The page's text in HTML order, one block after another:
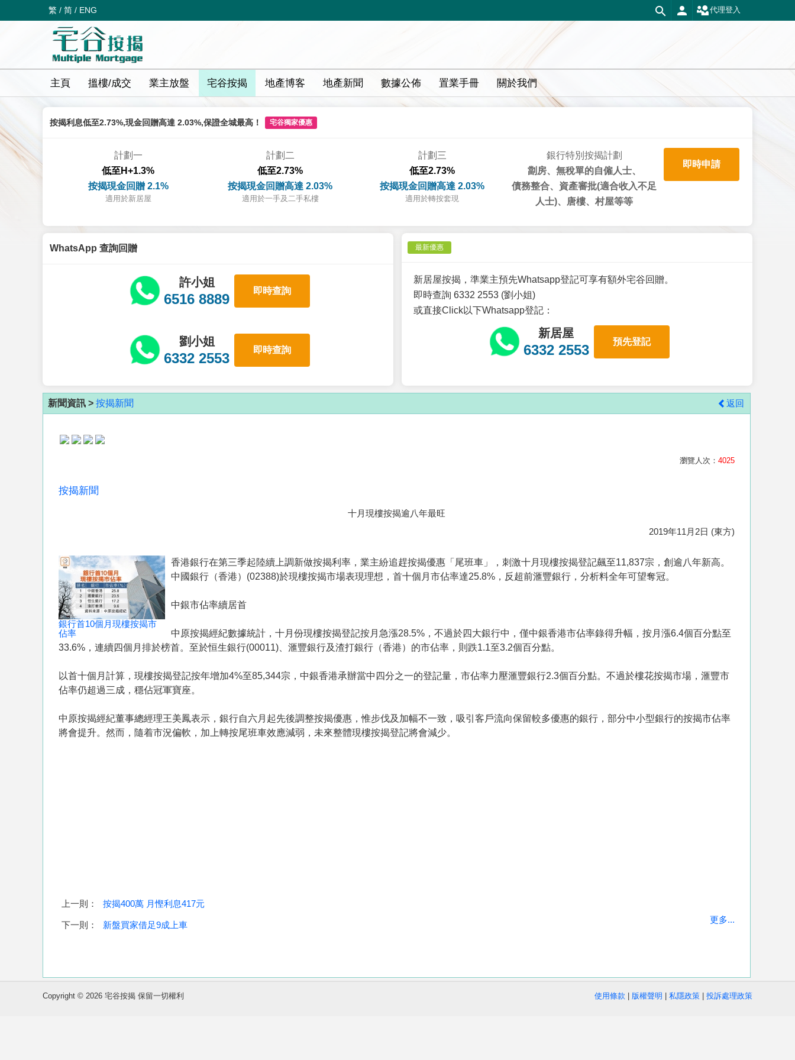
繁 / 简 / ENG 代理登入
主頁 搵樓/成交 業主放盤 宅谷按揭 地產博客 地產新聞 數據公佈 置業手冊 關於我們
按揭利息低至2.73%,現金回贈高達 2.03%,保證全城最高！ 宅谷獨家優惠
計劃一
低至H+1.3%
按揭現金回贈 2.1%
適用於新居屋
計劃二
低至2.73%
按揭現金回贈高達 2.03%
適用於一手及二手私樓
計劃三
低至2.73%
按揭現金回贈高達 2.03%
適用於轉按套現
銀行特別按揭計劃
劏房、無稅單的自僱人士、
債務整合、資產審批(適合收入不足
人士)、唐樓、村屋等等
即時申請
WhatsApp 查詢回贈
許小姐
6516 8889
即時查詢
劉小姐
6332 2553
即時查詢
最新優惠
新居屋按揭，準業主預先Whatsapp登記可享有額外宅谷回贈。
即時查詢 6332 2553 (劉小姐)
或直接Click以下Whatsapp登記：
新居屋
6332 2553
預先登記
新聞資訊 > 按揭新聞 返回
瀏覽人次： 4025
按揭新聞
十月現樓按揭逾八年最旺
2019年11月2日 (東方)
銀行首10個月現樓按揭市
佔率
香港銀行在第三季起陸續上調新做按揭利率，業主紛追趕按揭優惠「尾班車」，刺激十月現樓按揭登記飆至11,837宗，創逾八年新高。
中國銀行（香港）(02388)於現樓按揭市場表現理想，首十個月市佔率達25.8%，反超前滙豐銀行，分析料全年可望奪冠。
中銀市佔率續居首
中原按揭經紀數據統計，十月份現樓按揭登記按月急漲28.5%，不過於四大銀行中，僅中銀香港市佔率錄得升幅，按月漲6.4個百分點至
33.6%，連續四個月排於榜首。至於恒生銀行(00011)、滙豐銀行及渣打銀行（香港）的市佔率，則跌1.1至3.2個百分點。
以首十個月計算，現樓按揭登記按年增加4%至85,344宗，中銀香港承辦當中四分之一的登記量，市佔率力壓滙豐銀行2.3個百分點。不過於樓花按揭市場，滙豐市
佔率仍超過三成，穩佔冠軍寶座。
中原按揭經紀董事總經理王美鳳表示，銀行自六月起先後調整按揭優惠，惟步伐及加幅不一致，吸引客戶流向保留較多優惠的銀行，部分中小型銀行的按揭市佔率
將會提升。然而，隨着市況偏軟，加上轉按尾班車效應減弱，未來整體現樓按揭登記將會減少。
上一則： 按揭400萬 月慳利息417元
下一則： 新盤買家借足9成上車
更多...
Copyright © 2026 宅谷按揭 保留一切權利 使用條款 版權聲明 私隱政策 投訴處理政策